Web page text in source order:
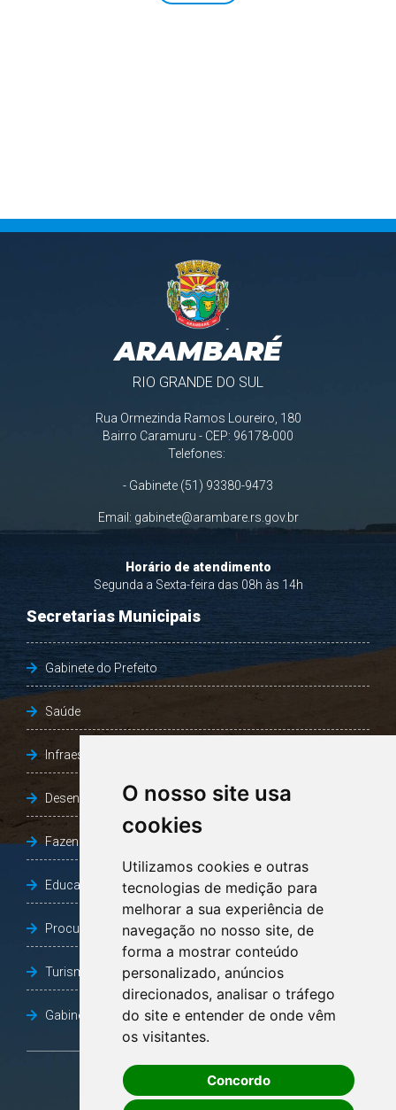
O nosso site usa
cookies
Utilizamos cookies e outras
tecnologias de medição para
melhorar a sua experiência de
navegação no nosso site, de
forma a mostrar conteúdo
personalizado, anúncios
direcionados, analisar o tráfego
do site e entender de onde vêm
os visitantes.
Concordo
ARAMBARÉ
RIO GRANDE DO SUL
Rua Ormezinda Ramos Loureiro, 180
Bairro Caramuru - CEP: 96178-000
Telefones:
- Gabinete (51) 93380-9473
Email: gabinete@arambare.rs.gov.br
Horário de atendimento
Segunda a Sexta-feira das 08h às 14h
Secretarias Municipais
Gabinete do Prefeito
Saúde
Infraestrutura, Agricultura e Meio Ambiente
Desenvolvimento Social
Fazenda e Desenvolvimento Econômico
Educação
Procuradoria Geral do Município
Turismo, Desporto e Cultura
Gabinete Vice-Prefeito
OUVIDORIA